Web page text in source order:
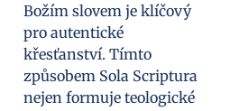
Božím slovem je klíčový
pro autentické
křesťanství. Tímto
způsobem Sola Scriptura
nejen formuje teologické